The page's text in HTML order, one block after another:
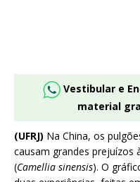
Vestibular e
material
(UFRJ) Na China, os
causam grandes prejuízos
(Camellia sinensis). O